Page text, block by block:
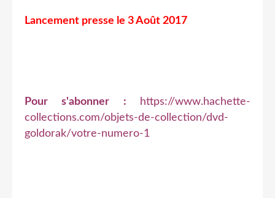
Lancement presse le 3 Août 2017
Pour s'abonner :
https://www.hachette-
collections.com/objets-de-collection/dvd-
goldorak/votre-numero-1